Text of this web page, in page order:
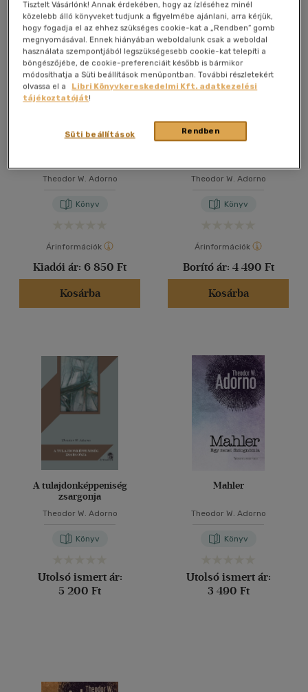
40 db / oldal
Alkalmaz
Összesen5db
Theodor W. Adorno
Könyv
Árinformációk
Kiadói ár: 6 850 Ft
Kosárba
Theodor W. Adorno
Könyv
Árinformációk
Borító ár: 4 490 Ft
Kosárba
A tulajdonképpeniség
zsargonja
Theodor W. Adorno
Könyv
Utolsó ismert ár:
5 200 Ft
Mahler
Theodor W. Adorno
Könyv
Utolsó ismert ár:
3 490 Ft
Tisztelt Vásárlónk! Annak érdekében, hogy az ízléséhez minél
közelebb álló könyveket tudjunk a figyelmébe ajánlani, arra kérjük,
hogy fogadja el az ehhez szükséges cookie-kat a „Rendben” gomb
megnyomásával. Ennek hiányában weboldalunk csak a weboldal
használata szempontjából legszükségesebb cookie-kat telepíti a
böngészőjébe, de cookie-preferenciáit később is bármikor
módosíthatja a Süti beállítások menüpontban. További részletekért
olvassa el a
Libri Könyvkereskedelmi Kft. adatkezelési
tájékoztatóját!
Rendben
Süti beállítások